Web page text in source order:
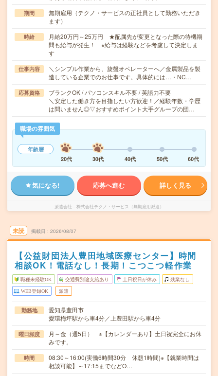
期間
無期雇用（テクノ・サービスの正社員として勤務いただき
ます）
時給
月給20万円～25万円 ★配属先が変更となった際の待機期
間も給与が発生！ ※給与は経験などを考慮して決定しま
す
仕事内容
＼シンプル作業から、旋盤オペレーターへ／金属製品を製
造している企業でのお仕事です。具体的には…・NC…
応募資格
ブランクOK / パソコンスキル不要 / 英語力不要
＼安定した働き方を目指したい方歓迎！／経験年数・学歴
は問いません◎▽おすすめポイント大手グループの団…
職場の雰囲気
年齢層
20代
30代 40代 50代 60代
気になる! 応募へ進む 詳しく見る
派遣会社 株式会社テクノ・サービス（無期雇用派遣）
未読 掲載日 2026/08/07
【公益財団法人豊田地域医療センター】時間
相談OK！電話なし！長期！こつこつ軽作業
職種未経験OK 交通費別途支給あり 土日祝日が休み 残業なし
WEB登録OK 派遣
勤務地
愛知県豊田市
愛環梅坪駅から車4分／上豊田駅から車4分
曜日頻度
月～金（週5日） ※【カレンダーあり】土日祝完全にお休
みです。
時間
08:30～16:00(実働6時間30分 休憩1時間)※【就業時間は
相談可能】～17:15までなどO…